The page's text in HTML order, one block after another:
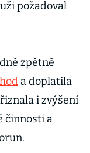
požadoval
zpětně
a doplatila
i zvýšení
činnosti a